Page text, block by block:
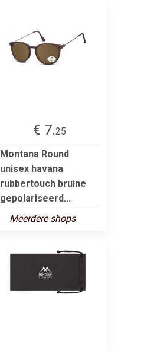
€ 7.25
Montana Round
unisex havana
rubbertouch bruine
gepolariseerd...
Meerdere shops